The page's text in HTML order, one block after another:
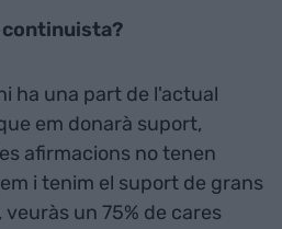
ha una part de l'actual
em donarà suport,
afirmacions no tenen
i tenim el suport de grans
un 75% de cares